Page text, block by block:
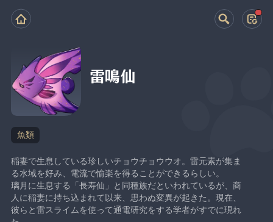
雷鳴仙
魚類
稲妻で生息している珍しいチョウチョウウオ。雷元素が集ま
る水域を好み、電流で愉楽を得ることができるらしい。
璃月に生息する「長寿仙」と同種族だといわれているが、商
人に稲妻に持ち込まれて以来、思わぬ変異が起きた。現在、
彼らと雷スライムを使って通電研究をする学者がすでに現れ